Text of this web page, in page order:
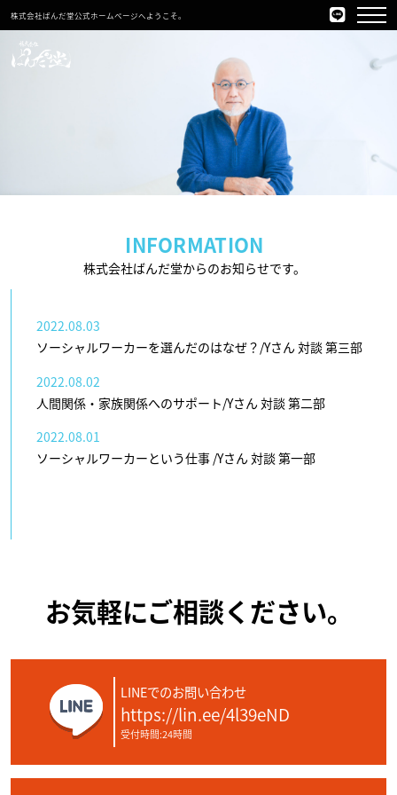
株式会社ぱんだ堂公式ホームページへようこそ。
INFORMATION
株式会社ばんだ堂からのお知らせです。
2022.08.03
ソーシャルワーカーを選んだのはなぜ？/Yさん 対談 第三部
2022.08.02
人間関係・家族関係へのサポート/Yさん 対談 第二部
2022.08.01
ソーシャルワーカーという仕事 /Yさん 対談 第一部
お気軽にご相談ください。
LINEでのお問い合わせ
https://lin.ee/4l39eND
受付時間:24時間